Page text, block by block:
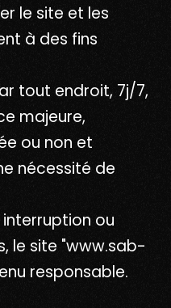
le site et les
à des fins
tout endroit, 7j/7,
majeure,
ou non et
nécessité de
ou
le site "www.sab-
responsable.